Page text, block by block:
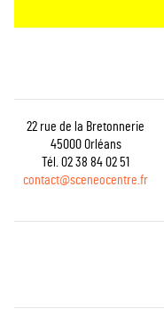
22 rue de la Bretonnerie
45000 Orléans
Tél. 02 38 84 02 51
contact@sceneocentre.fr